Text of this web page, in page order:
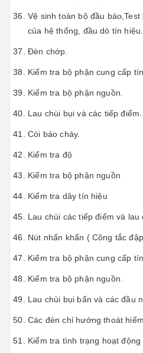
Vệ sinh toàn bộ đầu
của hệ thống, đầu dò tín hiệu.
Đèn chớp.
Kiểm tra bộ phận cung cấp tín
Kiểm tra bộ phận nguồn.
Lau chùi bụi và các tiếp điểm.
Còi báo cháy.
Kiểm tra độ
Kiểm tra bộ phận nguồn
Kiểm tra dây tín hiệu
Lau chùi các tiếp điểm và lau
Nút nhấn khẩn ( Công tắc
Kiểm tra bộ phận cung cấp tín
Kiểm tra bộ phận nguồn.
Lau chùi bụi bẩn và các đầu
Các đèn chỉ hướng thoát hiểm
Kiểm tra tình trạng hoạt động